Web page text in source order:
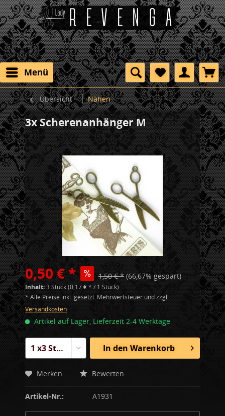
Menü
Übersicht Nähen
3x Scherenanhänger M
0,50 € * 1,50 € * (66,67% gespart)
Inhalt:3 Stück (0,17 € * / 1 Stück)
* Alle Preise inkl. gesetzl. Mehrwertsteuer und zzgl.
Versandkosten
Artikel auf Lager, Lieferzeit 2-4 Werktage
In den Warenkorb
Merken Bewerten
Artikel-Nr.: A1931